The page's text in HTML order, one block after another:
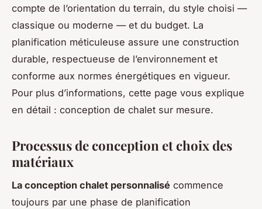
compte de l’orientation du terrain, du style choisi —
classique ou moderne — et du budget. La
planification méticuleuse assure une construction
durable, respectueuse de l’environnement et
conforme aux normes énergétiques en vigueur.
Pour plus d’informations, cette page vous explique
en détail : conception de chalet sur mesure.
Processus de conception et choix des
matériaux
La conception chalet personnalisé commence
toujours par une phase de planification